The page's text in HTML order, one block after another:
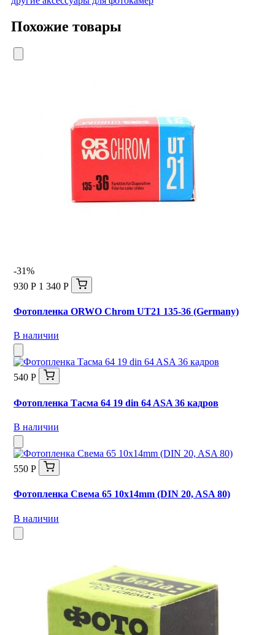
Похожие товары
-31%
930 Р 1 340 Р
Фотопленка ORWO Chrom UT21 135-36 (Germany)
В наличии
540 Р
Фотопленка Тасма 64 19 din 64 ASA 36 кадров
В наличии
550 Р
Фотопленка Свема 65 10х14mm (DIN 20, ASA 80)
В наличии